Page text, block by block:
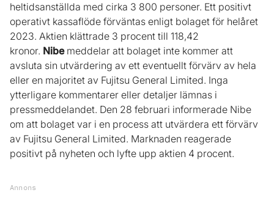
heltidsanställda med cirka 3 800 personer. Ett positivt
operativt kassaflöde förväntas enligt bolaget för helåret
2023. Aktien klättrade 3 procent till 118,42
kronor. Nibemeddelar att bolaget inte kommer att
avsluta sin utvärdering av ett eventuellt förvärv av hela
eller en majoritet av Fujitsu General Limited. Inga
ytterligare kommentarer eller detaljer lämnas i
pressmeddelandet. Den 28 februari informerade Nibe
om att bolaget var i en process att utvärdera ett förvärv
av Fujitsu General Limited. Marknaden reagerade
positivt på nyheten och lyfte upp aktien 4 procent.
Annons